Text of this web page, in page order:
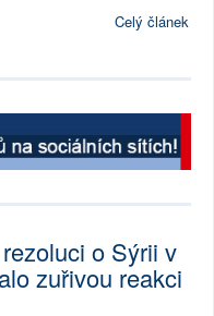
Celý článek
o Sýrii v
zuřivou reakci